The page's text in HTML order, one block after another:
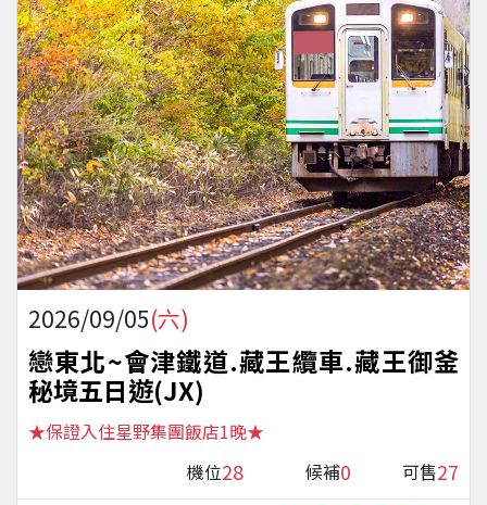
2026/09/05(六)
戀東北~會津鐵道.藏王纜車.藏王御釜
秘境五日遊(JX)
★保證入住星野集團飯店1晚★
機位28 候補0 可售27